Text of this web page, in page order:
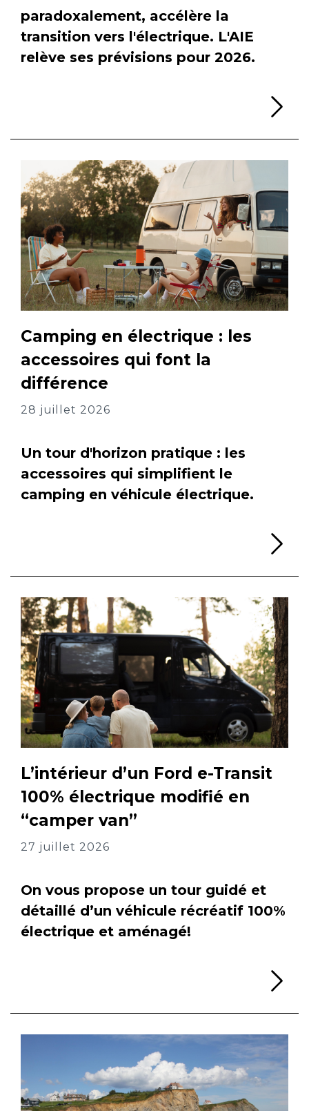
paradoxalement, accélère la
transition vers l'électrique. L'AIE
relève ses prévisions pour 2026.
Camping en électrique : les
accessoires qui font la
différence
28 juillet 2026
Un tour d'horizon pratique : les
accessoires qui simplifient le
camping en véhicule électrique.
L’intérieur d’un Ford e-Transit
100% électrique modifié en
“camper van”
27 juillet 2026
On vous propose un tour guidé et
détaillé d’un véhicule récréatif 100%
électrique et aménagé!